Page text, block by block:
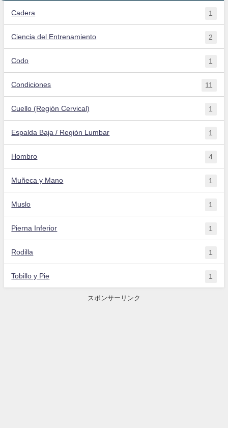
Cadera 1
Ciencia del Entrenamiento 2
Codo 1
Condiciones 11
Cuello (Región Cervical) 1
Espalda Baja / Región Lumbar 1
Hombro 4
Muñeca y Mano 1
Muslo 1
Pierna Inferior 1
Rodilla 1
Tobillo y Pie 1
スポンサーリンク